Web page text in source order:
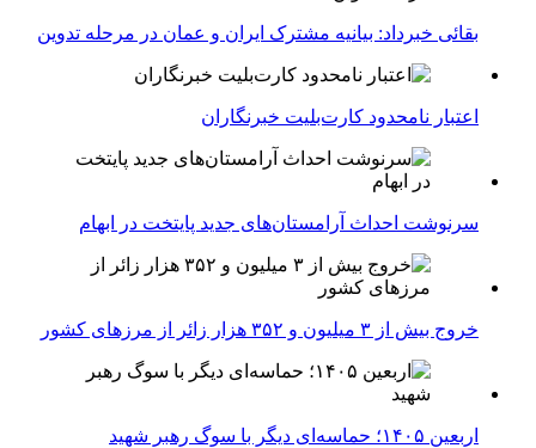
بقائی خبرداد: بیانیه مشترک ایران و عمان در مرحله تدوین
اعتبار نامحدود کارت‌بلیت خبرنگاران
سرنوشت احداث آرامستان‌های جدید پایتخت در ابهام
خروج بیش از ۳ میلیون و ۳۵۲ هزار زائر از مرزهای کشور
اربعین ۱۴۰۵؛ حماسه‌ای دیگر با سوگ رهبر شهید